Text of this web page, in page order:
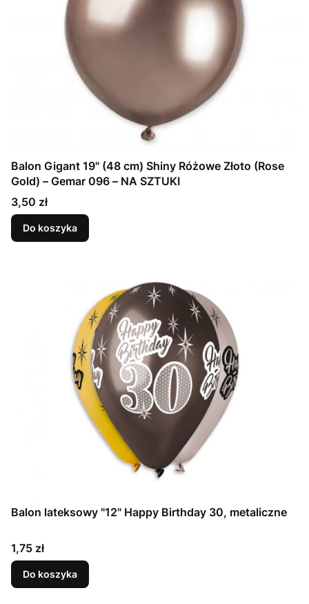
Balon Gigant 19" (48 cm) Shiny Różowe Złoto (Rose
Gold) – Gemar 096 – NA SZTUKI
Cena
3,50 zł
Do koszyka
Balon lateksowy "12" Happy Birthday 30, metaliczne
Cena
1,75 zł
Do koszyka